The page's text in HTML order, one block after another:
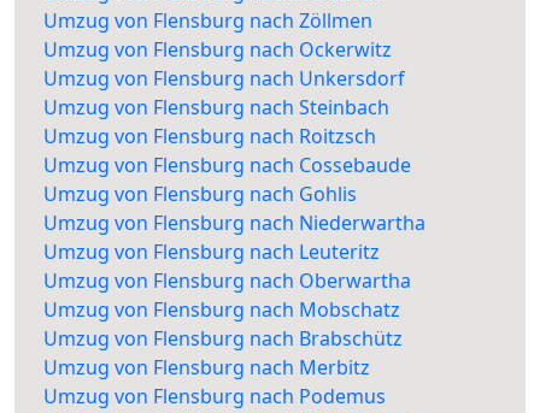
Umzug von Flensburg nach Zöllmen
Umzug von Flensburg nach Ockerwitz
Umzug von Flensburg nach Unkersdorf
Umzug von Flensburg nach Steinbach
Umzug von Flensburg nach Roitzsch
Umzug von Flensburg nach Cossebaude
Umzug von Flensburg nach Gohlis
Umzug von Flensburg nach Niederwartha
Umzug von Flensburg nach Leuteritz
Umzug von Flensburg nach Oberwartha
Umzug von Flensburg nach Mobschatz
Umzug von Flensburg nach Brabschütz
Umzug von Flensburg nach Merbitz
Umzug von Flensburg nach Podemus